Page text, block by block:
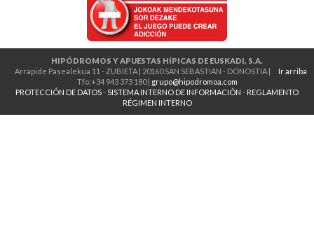
HIPÓDROMOS Y APUESTAS HÍPICAS DE EUSKADI, S.A.
Ir arriba
Arrapide Pasealekua 11 - ZUBIETA | 20160 SAN SEBASTIAN - DONOSTIA |
Tfo:+34 943 373 180 | grupo@hipodromoa.com
PROTECCIÓN DE DATOS-SISTEMA INTERNO DE INFORMACIÓN - REGLAMENTO
RÉGIMEN INTERNO